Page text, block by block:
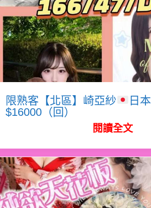
限熟客【北區】崎亞紗
日本
$16000（回）
閱讀全文